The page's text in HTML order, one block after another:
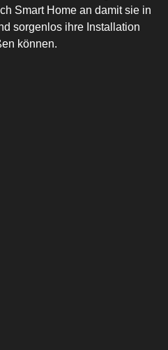
Smart Home an damit sie in
sorgenlos ihre Installation
können.